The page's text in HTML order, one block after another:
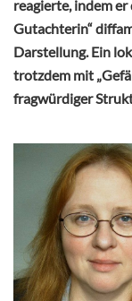
reagierte, indem
Gutachterin“
Darstellung. Ein
trotzdem mit
fragwürdiger